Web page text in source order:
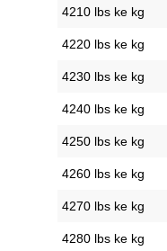
4210 lbs ke kg
4220 lbs ke kg
4230 lbs ke kg
4240 lbs ke kg
4250 lbs ke kg
4260 lbs ke kg
4270 lbs ke kg
4280 lbs ke kg